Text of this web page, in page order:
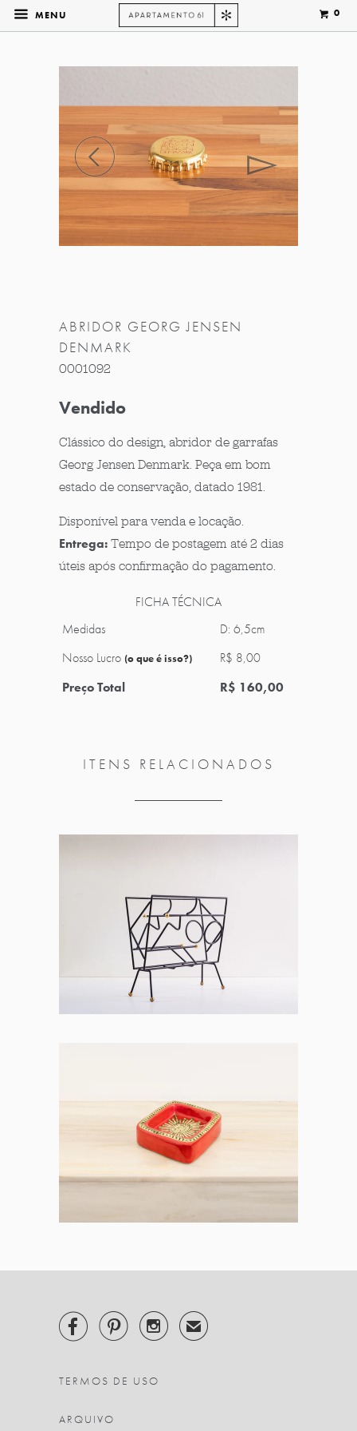
MENU 0
◅ ▻
ABRIDOR GEORG JENSEN
DENMARK
0001092
Vendido
Clássico do design, abridor de garrafas
Georg Jensen Denmark. Peça em bom
estado de conservação, datado 1981.
Disponível para venda e locação.
Entrega:Tempo de postagem até 2 dias
úteis após confirmação do pagamento.
FICHA TÉCNICA
Medidas
D: 6,5cm
Nosso Lucro (o que é isso?)
R$ 8,00
Preço Total
R$ 160,00
ITENS RELACIONADOS
   ✉
TERMOS DE USO
ARQUIVO